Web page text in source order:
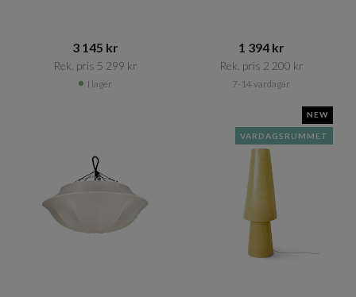
3 145 kr​​
Rek. pris 5 299 kr​​
I lager
1 394 kr​​
Rek. pris 2 200 kr​​
7-14 vardagar
NEW
VARDAGSRUMMET